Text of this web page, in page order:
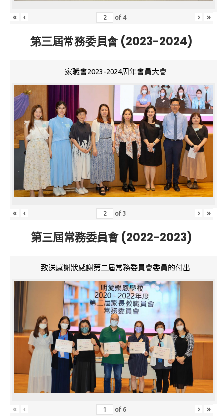
« ‹ of 4 › »
第三屆常務委員會 (2023-2024)
家職會2023-2024周年會員大會
« ‹ of3 › »
第三屆常務委員會 (2022-2023)
致送感謝狀感謝第二屆常務委員會委員的付出
« ‹ of 6 › »